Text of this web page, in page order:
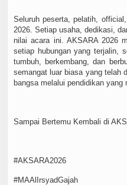
Seluruh peserta, pelatih,
2026. Setiap usaha, dedikasi,
nilai acara ini. AKSARA 2026
setiap hubungan yang terjalin,
tumbuh, berkembang, dan
semangat luar biasa yang telah
bangsa melalui pendidikan yang
Sampai Bertemu Kembali di
#AKSARA2026
#MAAlIrsyadGajah